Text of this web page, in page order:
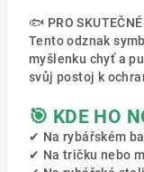
🐟 PRO
Tento odznak
myšlenku chyť a
svůj postoj k
🎯 KDE HO
✔ Na rybářském
✔ Na tričku nebo